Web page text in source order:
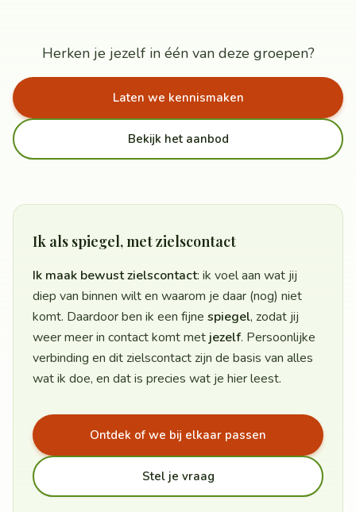
Herken je jezelf in één van deze groepen?
Laten we kennismaken
Bekijk het aanbod
Ik als spiegel, met zielscontact
Ik maak bewust zielscontact: ik voel aan wat jij
diep van binnen wilt en waarom je daar (nog) niet
komt. Daardoor ben ik een fijne spiegel, zodat jij
weer meer in contact komt met jezelf. Persoonlijke
verbinding en dit zielscontact zijn de basis van alles
wat ik doe, en dat is precies wat je hier leest.
Ontdek of we bij elkaar passen
Stel je vraag